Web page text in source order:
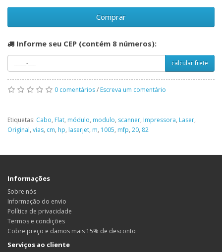
Comprar
Informe seu CEP (contém 8 números):
calcular frete
0 comentários/ Escreva um comentário
Etiquetas: Cabo, Flat, módulo, modulo, scanner, Impressora, Laser,
Original, vias, cm, hp, laserjet, m, 1005, mfp, 20, 82
Informações
Sobre nós
Informação do envio
Política de privacidade
Termos e condições
Cobre preço e damos mais 15% de desconto
Serviços ao cliente